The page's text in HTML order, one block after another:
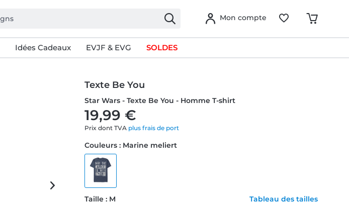
Mon compte
Idées Cadeaux EVJF & EVG SOLDES
Texte Be You
Star Wars - Texte Be You - Homme T-shirt
19,99 €
Prix dont TVA plus frais de port
Couleurs : Marine meliert
Taille : M Tableau des tailles